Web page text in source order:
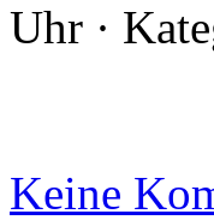
Uhr ·
Keine